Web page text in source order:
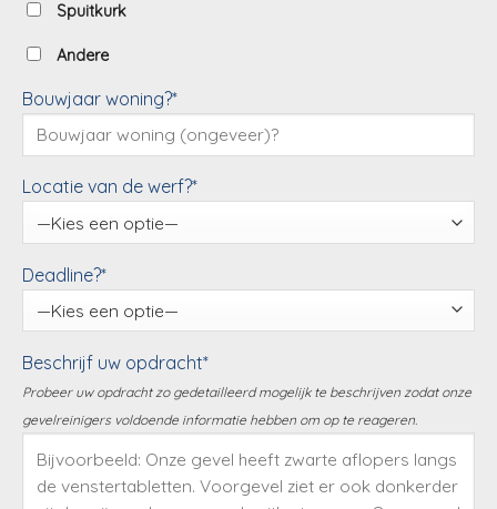
Spuitkurk
Andere
Bouwjaar woning?*
Locatie van de werf?*
Deadline?*
Beschrijf uw opdracht*
Probeer uw opdracht zo gedetailleerd mogelijk te beschrijven zodat onze
gevelreinigers voldoende informatie hebben om op te reageren.